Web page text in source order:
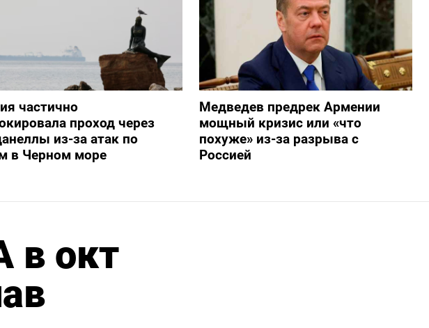
частично
проход через
из-за атак по
в Черном море
Медведев предрек Армении
мощный кризис или «что
похуже» из-за разрыва с
Россией
в окт